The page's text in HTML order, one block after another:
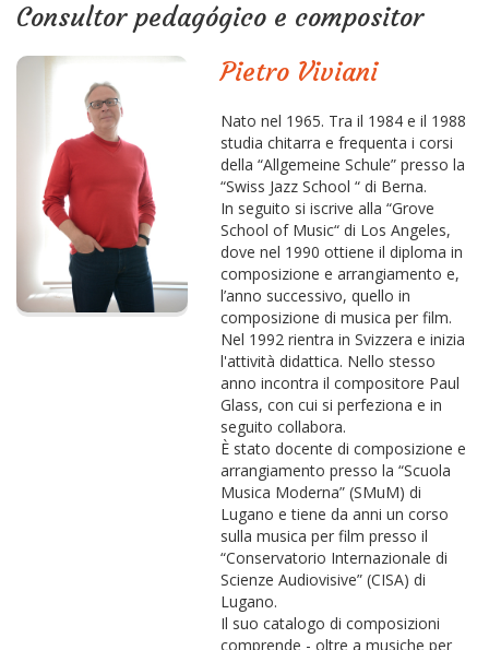
Consultor pedagógico e compositor
Pietro Viviani
Nato nel 1965. Tra il 1984 e il 1988
studia chitarra e frequenta i corsi
della “Allgemeine Schule” presso la
“Swiss Jazz School “ di Berna.
In seguito si iscrive alla “Grove
School of Music“ di Los Angeles,
dove nel 1990 ottiene il diploma in
composizione e arrangiamento e,
l’anno successivo, quello in
composizione di musica per film.
Nel 1992 rientra in Svizzera e inizia
l'attività didattica. Nello stesso
anno incontra il compositore Paul
Glass, con cui si perfeziona e in
seguito collabora.
È stato docente di composizione e
arrangiamento presso la “Scuola
Musica Moderna” (SMuM) di
Lugano e tiene da anni un corso
sulla musica per film presso il
“Conservatorio Internazionale di
Scienze Audiovisive” (CISA) di
Lugano.
Il suo catalogo di composizioni
comprende - oltre a musiche per